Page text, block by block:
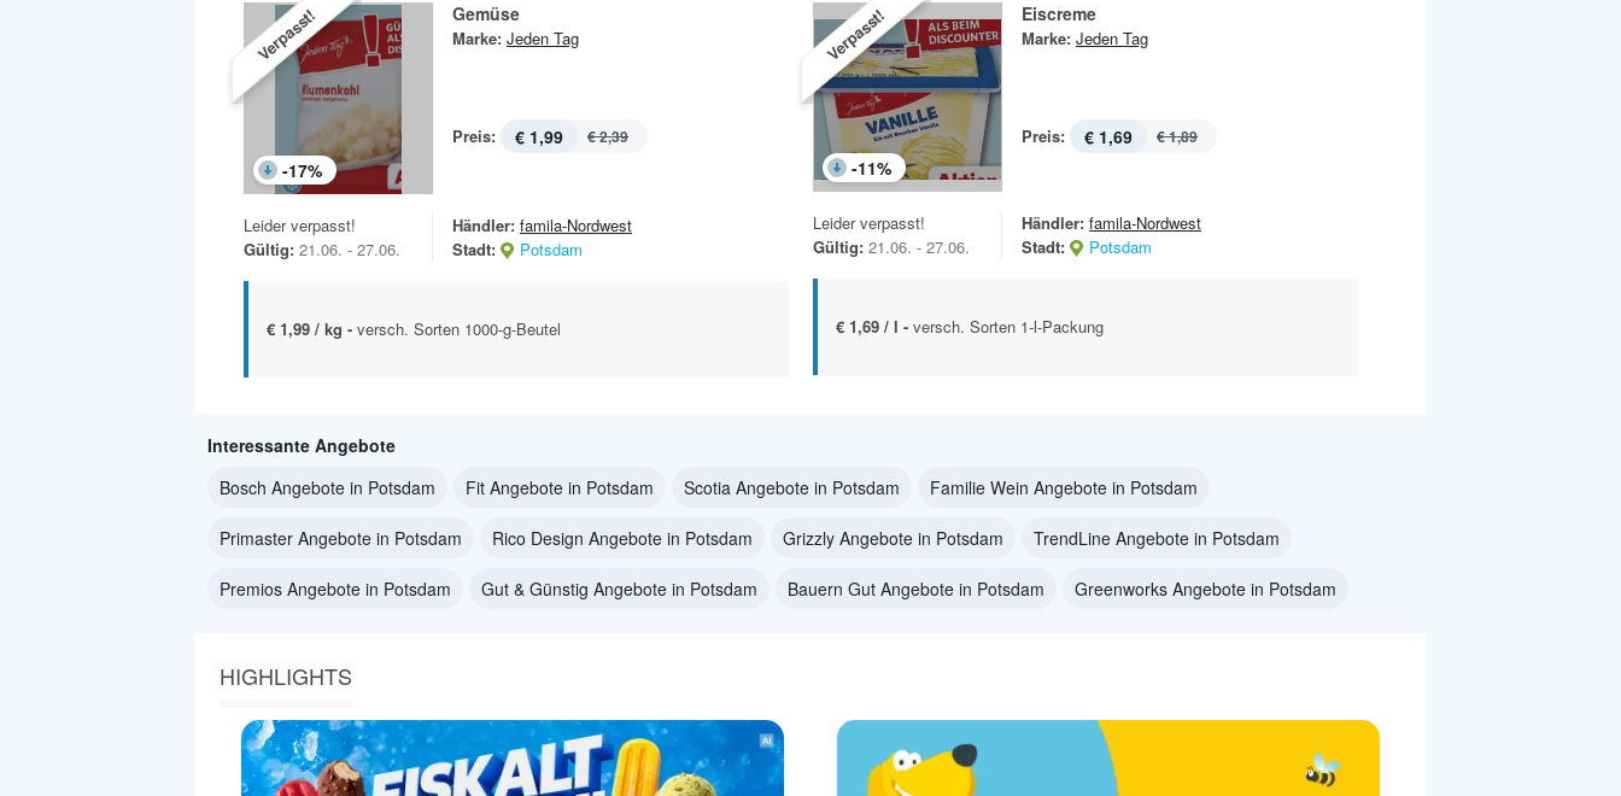
Verpasst!
-17%
Gemüse
Marke: Jeden Tag
Preis: € 1,99 € 2,39
Leider verpasst!
Gültig: 21.06. - 27.06.
Händler: famila-Nordwest
Stadt:
Potsdam
€ 1,99 / kg - versch. Sorten 1000-g-Beutel
Verpasst!
-11%
Eiscreme
Marke: Jeden Tag
Preis: € 1,69 € 1,89
Leider verpasst!
Gültig: 21.06. - 27.06.
Händler: famila-Nordwest
Stadt:
Potsdam
€ 1,69 / l - versch. Sorten 1-l-Packung
Interessante Angebote
Bosch Angebote in Potsdam
Fit Angebote in Potsdam Scotia Angebote in Potsdam Familie Wein Angebote in Potsdam
Primaster Angebote in Potsdam Rico Design Angebote in Potsdam Grizzly Angebote in Potsdam TrendLine Angebote in Potsdam
Premios Angebote in Potsdam Gut & Günstig Angebote in Potsdam Bauern Gut Angebote in Potsdam Greenworks Angebote in Potsdam
HIGHLIGHTS